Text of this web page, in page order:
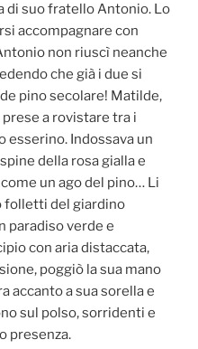
di suo fratello Antonio. Lo
accompagnare con
non riuscì neanche
che già i due si
pino secolare! Matilde,
a rovistare tra i
Indossava un
della rosa gialla e
un ago del pino… Li
folletti del giardino
paradiso verde e
con aria distaccata,
poggiò la sua mano
accanto a sua sorella e
sul polso, sorridenti e
presenza.